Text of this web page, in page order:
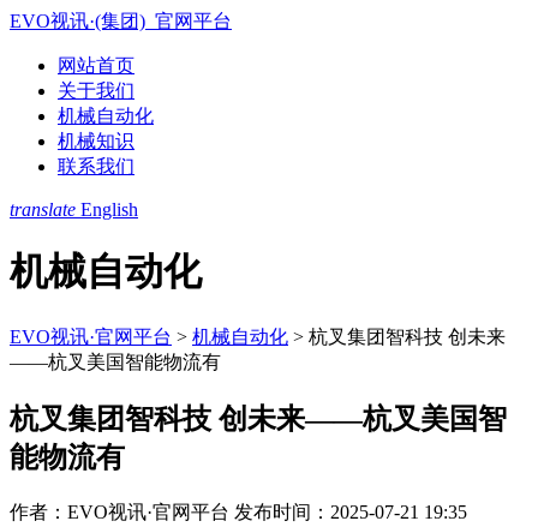
EVO视讯·(集团)_官网平台
网站首页
关于我们
机械自动化
机械知识
联系我们
translate English
机械自动化
EVO视讯·官网平台 > 机械自动化 > 杭叉集团智科技 创未来
——杭叉美国智能物流有
杭叉集团智科技 创未来——杭叉美国智
能物流有
作者：EVO视讯·官网平台 发布时间：2025-07-21 19:35